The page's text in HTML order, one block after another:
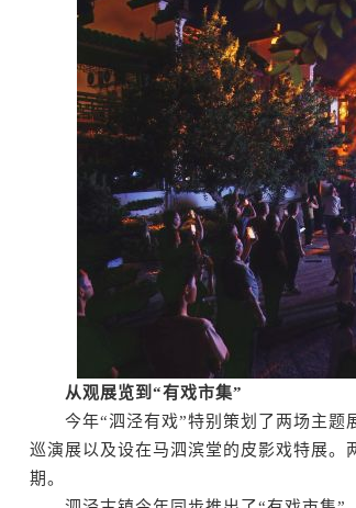
从观展览到“有戏市集”
今年“泗泾有戏”特别策划了两场主题
巡演展以及设在马泗滨堂的皮影戏特展。
期。